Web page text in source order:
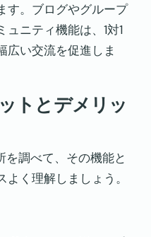
す。ブログやグループ
ニティ機能は、1対1
広い交流を促進しま
トとデメリッ
調べて、その機能と
く理解しましょう。